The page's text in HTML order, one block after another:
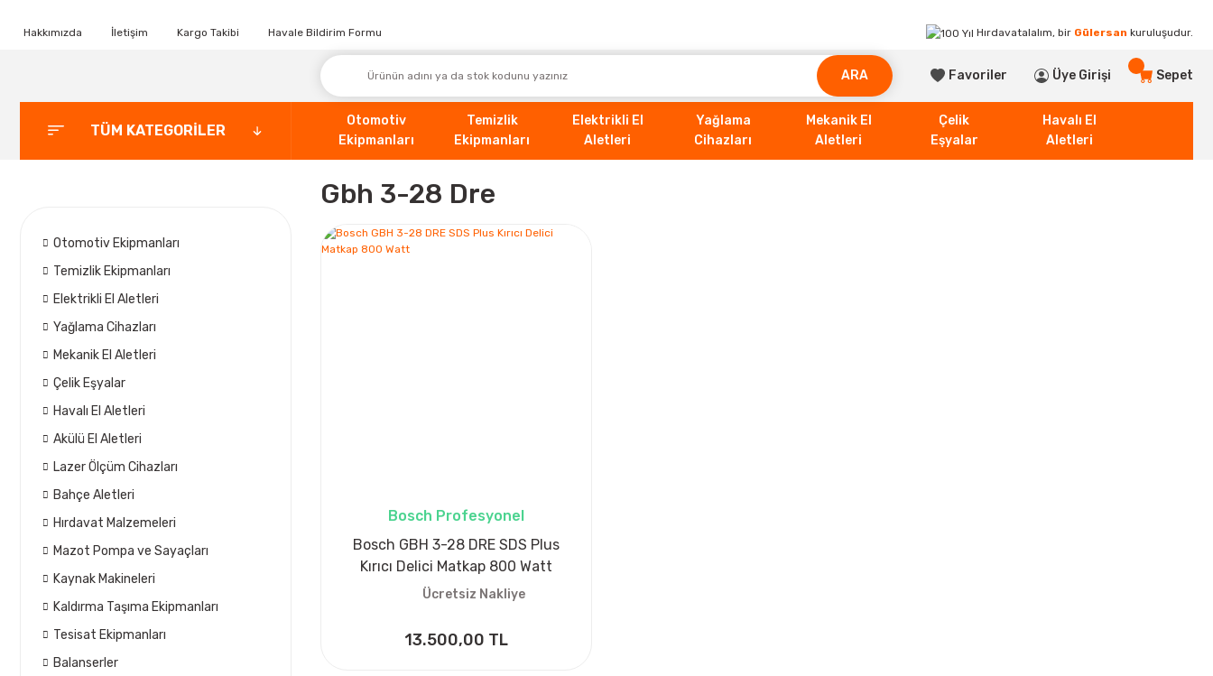
Hakkımızda İletişim Kargo Takibi Havale Bildirim Formu Hırdavatalalım, bir Gülersan kuruluşudur.
ARA Favoriler Üye Girişi Sepet
TÜM KATEGORİLER
Otomotiv
Ekipmanları
Temizlik
Ekipmanları
Elektrikli El
Aletleri
Yağlama
Cihazları
Mekanik El
Aletleri
Çelik
Eşyalar
Havalı El
Aletleri
Otomotiv Ekipmanları
Temizlik Ekipmanları
Elektrikli El Aletleri
Yağlama Cihazları
Mekanik El Aletleri
Çelik Eşyalar
Havalı El Aletleri
Akülü El Aletleri
Lazer Ölçüm Cihazları
Bahçe Aletleri
Hırdavat Malzemeleri
Mazot Pompa ve Sayaçları
Kaynak Makineleri
Kaldırma Taşıma Ekipmanları
Tesisat Ekipmanları
Balanserler
Gbh 3-28 Dre
Bosch Profesyonel
Bosch GBH 3-28 DRE SDS Plus
Kırıcı Delici Matkap 800 Watt
Ücretsiz Nakliye
13.500,00 TL